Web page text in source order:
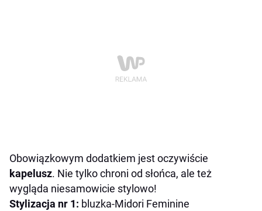
Obowiązkowym dodatkiem jest oczywiście
kapelusz. Nie tylko chroni od słońca, ale też
wygląda niesamowicie stylowo!
Stylizacja nr 1: bluzka-Midori Feminine